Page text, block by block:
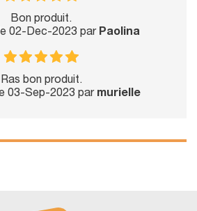
Bon produit.
02-Dec-2023 par Paolina
Ras bon produit.
03-Sep-2023 par murielle